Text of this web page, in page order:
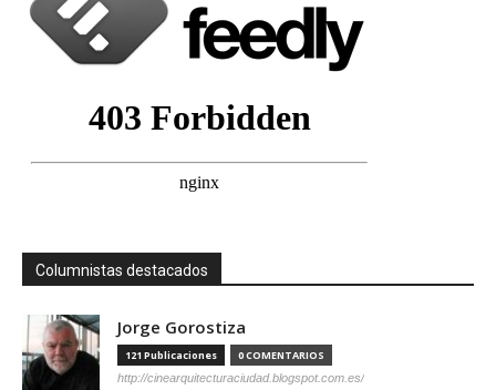
Columnistas destacados
Jorge Gorostiza
121 Publicaciones 0 COMENTARIOS
http://cinearquitecturaciudad.blogspot.com.es/